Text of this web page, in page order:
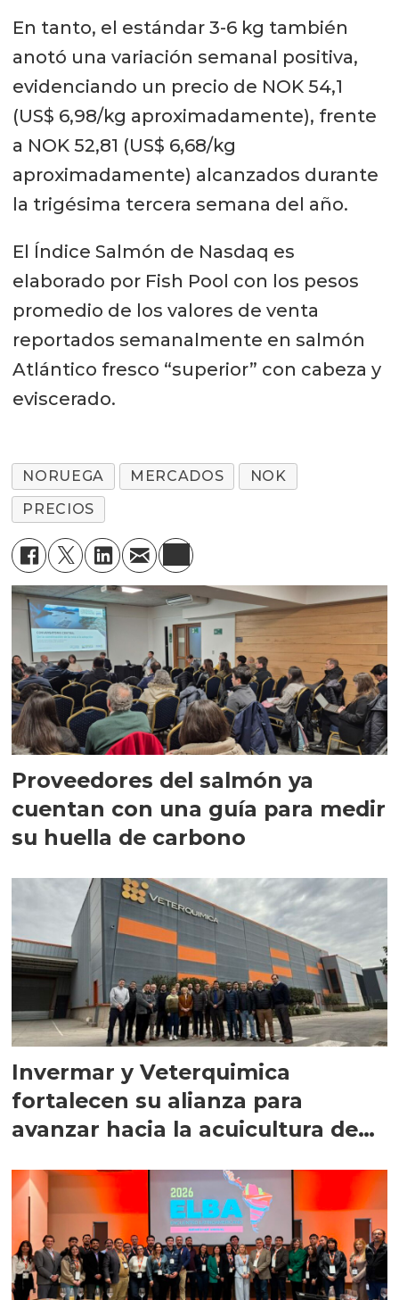
En tanto, el estándar 3-6 kg también
anotó una variación semanal positiva,
evidenciando un precio de NOK 54,1
(US$ 6,98/kg aproximadamente), frente
a NOK 52,81 (US$ 6,68/kg
aproximadamente) alcanzados durante
la trigésima tercera semana del año.
El Índice Salmón de Nasdaq es
elaborado por Fish Pool con los pesos
promedio de los valores de venta
reportados semanalmente en salmón
Atlántico fresco “superior” con cabeza y
eviscerado.
NORUEGA MERCADOS
NOK
PRECIOS
Proveedores del salmón ya
cuentan con una guía para medir
su huella de carbono
Invermar y Veterquimica
fortalecen su alianza para
avanzar hacia la acuicultura de